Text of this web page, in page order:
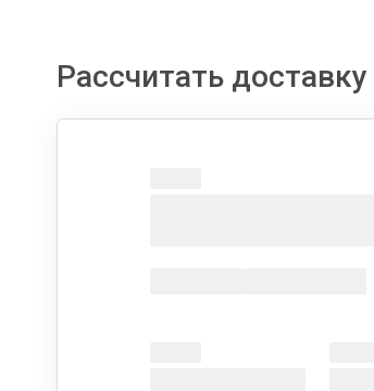
Рассчитать доставку